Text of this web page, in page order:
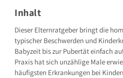
81675 München
Deutschland
Sicherheitshinweis entsprechend
entbehrlich
Inhalt
Dieser Elternratgeber bringt die
typischer Beschwerden und
Babyzeit bis zur Pubertät einfach
Praxis hat sich unzählige Male
häufigsten Erkrankungen bei